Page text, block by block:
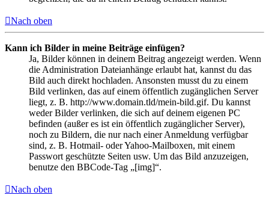
Nach oben
Kann ich Bilder in meine Beiträge einfügen?
Ja, Bilder können in deinem Beitrag angezeigt werden. Wenn
die Administration Dateianhänge erlaubt hat, kannst du das
Bild auch direkt hochladen. Ansonsten musst du zu einem
Bild verlinken, das auf einem öffentlich zugänglichen Server
liegt, z. B. http://www.domain.tld/mein-bild.gif. Du kannst
weder Bilder verlinken, die sich auf deinem eigenen PC
befinden (außer es ist ein öffentlich zugänglicher Server),
noch zu Bildern, die nur nach einer Anmeldung verfügbar
sind, z. B. Hotmail- oder Yahoo-Mailboxen, mit einem
Passwort geschützte Seiten usw. Um das Bild anzuzeigen,
benutze den BBCode-Tag „[img]“.
Nach oben